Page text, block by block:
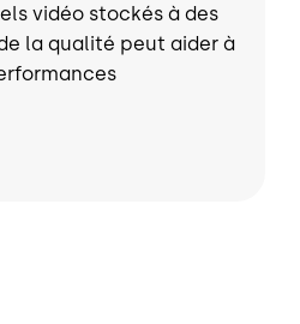
vidéo stockés à des
la qualité peut aider à